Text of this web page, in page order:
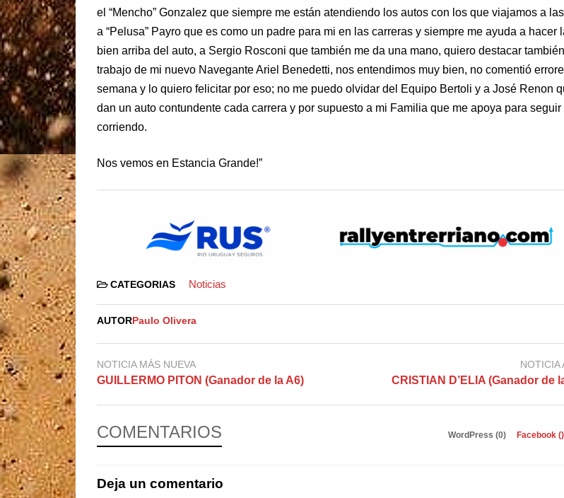
el “Mencho” Gonzalez que siempre me están atendiendo los autos con los que viajamos a
a “Pelusa” Payro que es como un padre para mi en las carreras y siempre me ayuda a hacer
bien arriba del auto, a Sergio Rosconi que también me da una mano, quiero destacar
trabajo de mi nuevo Navegante Ariel Benedetti, nos entendimos muy bien, no comentió
semana y lo quiero felicitar por eso; no me puedo olvidar del Equipo Bertoli y a José Renon
dan un auto contundente cada carrera y por supuesto a mi Familia que me apoya para seguir
corriendo.
Nos vemos en Estancia Grande!”
CATEGORIAS Noticias
AUTOR Paulo Olivera
NOTICIA MÁS NUEVA
GUILLERMO PITON (Ganador de la A6)
NOTICIA
CRISTIAN D’ELIA (Ganador de
COMENTARIOS WordPress (0) Facebook ()
Deja un comentario